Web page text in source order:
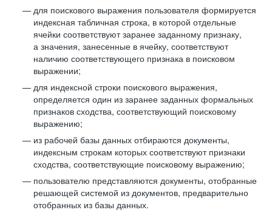
для поискового выражения пользователя формируется
индексная табличная строка, в которой отдельные
ячейки соответствуют заранее заданному признаку,
а значения, занесенные в ячейку, соответствуют
наличию соответствующего признака в поисковом
выражении;
для индексной строки поискового выражения,
определяется один из заранее заданных формальных
признаков сходства, соответствующий поисковому
выражению;
из рабочей базы данных отбираются документы,
индексным строкам которых соответствуют признаки
сходства, соответствующие поисковому выражению;
пользователю представляются документы, отобранные
решающей системой из документов, предварительно
отобранных из базы данных.